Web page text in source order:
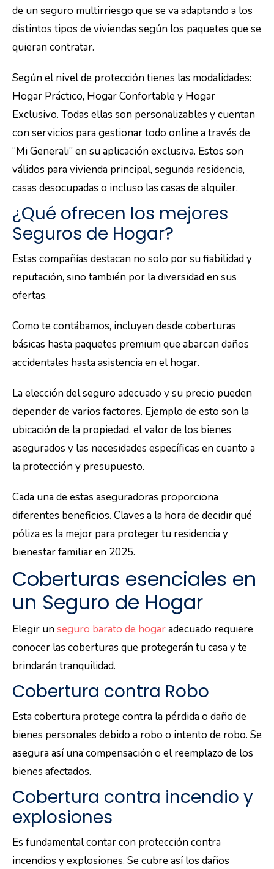
de un seguro multirriesgo que se va adaptando a los
distintos tipos de viviendas según los paquetes que se
quieran contratar.
Según el nivel de protección tienes las modalidades:
Hogar Práctico, Hogar Confortable y Hogar
Exclusivo. Todas ellas son personalizables y cuentan
con servicios para gestionar todo online a través de
“Mi Generali” en su aplicación exclusiva. Estos son
válidos para vivienda principal, segunda residencia,
casas desocupadas o incluso las casas de alquiler.
¿Qué ofrecen los mejores
Seguros de Hogar?
Estas compañías destacan no solo por su fiabilidad y
reputación, sino también por la diversidad en sus
ofertas.
Como te contábamos, incluyen desde coberturas
básicas hasta paquetes premium que abarcan daños
accidentales hasta asistencia en el hogar.
La elección del seguro adecuado y su precio pueden
depender de varios factores. Ejemplo de esto son la
ubicación de la propiedad, el valor de los bienes
asegurados y las necesidades específicas en cuanto a
la protección y presupuesto.
Cada una de estas aseguradoras proporciona
diferentes beneficios. Claves a la hora de decidir qué
póliza es la mejor para proteger tu residencia y
bienestar familiar en 2025.
Coberturas esenciales en
un Seguro de Hogar
Elegir unseguro barato de hogaradecuado requiere
conocer las coberturas que protegerán tu casa y te
brindarán tranquilidad.
Cobertura contra Robo
Esta cobertura protege contra la pérdida o daño de
bienes personales debido a robo o intento de robo. Se
asegura así una compensación o el reemplazo de los
bienes afectados.
Cobertura contra incendio y
explosiones
Es fundamental contar con protección contra
incendios y explosiones. Se cubre así los daños